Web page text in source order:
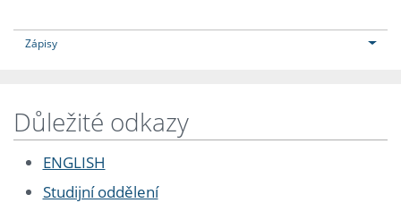
Zápisy
Důležité odkazy
ENGLISH
Studijní oddělení